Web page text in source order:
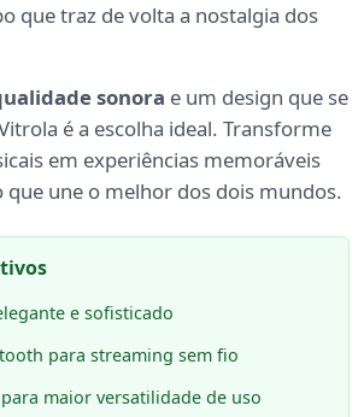
que traz de volta a nostalgia dos
sonora e um design que se
é a escolha ideal. Transforme
em experiências memoráveis
une o melhor dos dois mundos.
e sofisticado
para streaming sem fio
para maior versatilidade de uso